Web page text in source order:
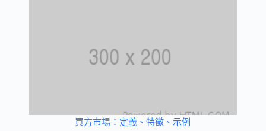
買方市場：定義、特徵、示例